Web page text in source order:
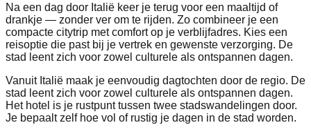
Na een dag door Italië keer je terug voor een maaltijd of
drankje — zonder ver om te rijden. Zo combineer je een
compacte citytrip met comfort op je verblijfadres. Kies een
reisoptie die past bij je vertrek en gewenste verzorging. De
stad leent zich voor zowel culturele als ontspannen dagen.
Vanuit Italië maak je eenvoudig dagtochten door de regio. De
stad leent zich voor zowel culturele als ontspannen dagen.
Het hotel is je rustpunt tussen twee stadswandelingen door.
Je bepaalt zelf hoe vol of rustig je dagen in de stad worden.